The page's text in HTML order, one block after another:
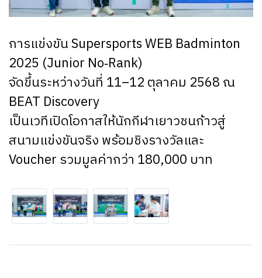
การแข่งขัน Supersports WEB Badminton
2025 (Junior No‑Rank)
จัดขึ้นระหว่างวันที่ 11–12 ตุลาคม 2568 ณ
BEAT Discovery
เป็นเวทีเปิดโอกาสให้นักกีฬาเยาวชนก้าวสู่
สนามแข่งขันจริง พร้อมชิงรางวัลและ
Voucher รวมมูลค่ากว่า 180,000 บาท